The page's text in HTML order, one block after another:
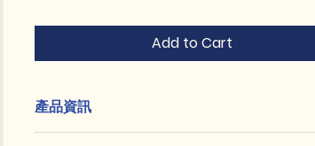
Add to Cart
產品資訊